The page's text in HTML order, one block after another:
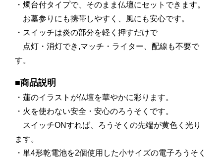
・燭台付タイプで、そのまま仏壇にセットできます。
お墓参りにも携帯しやすく、風にも安心です。
・スイッチは炎の部分を軽く押すだけで
点灯・消灯でき,マッチ・ライター、配線も不要で
す。
■商品説明
・蓮のイラストが仏壇を華やかに彩ります。
・火を使わない安全・安心のろうそくです。
スイッチONすれば、ろうそくの先端が黄色く光り
ます。
・単4形乾電池を2個使用した小サイズの電子ろうそく